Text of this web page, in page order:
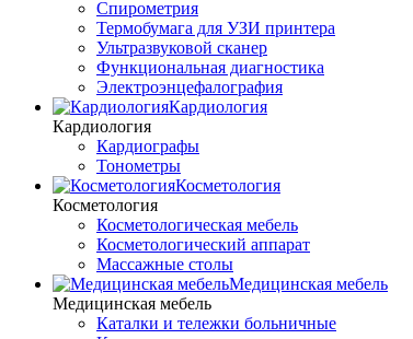
Спирометрия
Термобумага для УЗИ принтера
Ультразвуковой сканер
Функциональная диагностика
Электроэнцефалография
Кардиология
Кардиология
Кардиографы
Тонометры
Косметология
Косметология
Косметологическая мебель
Косметологический аппарат
Массажные столы
Медицинская мебель
Медицинская мебель
Каталки и тележки больничные